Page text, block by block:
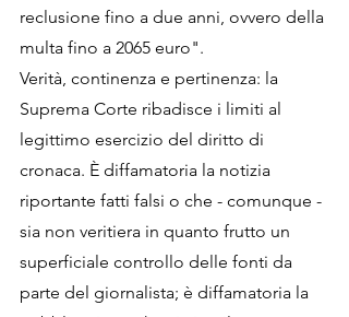
reclusione fino a due anni, ovvero della
multa fino a 2065 euro".
Verità, continenza e pertinenza: la
Suprema Corte ribadisce i limiti al
legittimo esercizio del diritto di
cronaca. È diffamatoria la notizia
riportante fatti falsi o che - comunque -
sia non veritiera in quanto frutto un
superficiale controllo delle fonti da
parte del giornalista; è diffamatoria la